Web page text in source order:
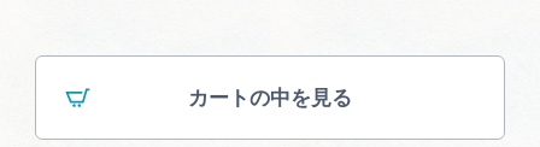
カートの中を見る